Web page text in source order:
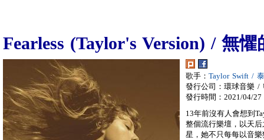
Fearless (Taylor's Version) / 無
歌手： Taylor Swift /
發行公司：環球音樂 /
發行時間：2021/04/27
13年前沒有人會想到
整個流行樂壇，以天
星，她不只每每以音